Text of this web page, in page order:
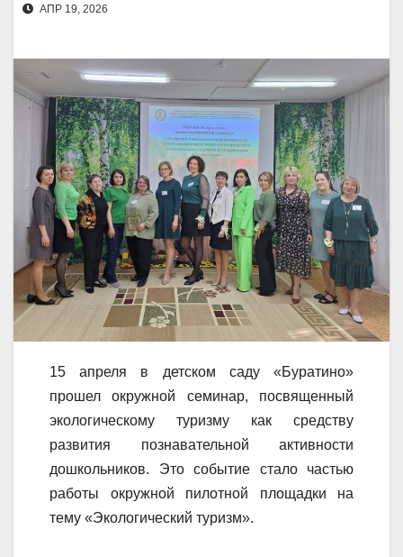
АПР 19, 2026
15 апреля в детском саду «Буратино»
прошел окружной семинар, посвященный
экологическому туризму как средству
развития познавательной активности
дошкольников. Это событие стало частью
работы окружной пилотной площадки на
тему «Экологический туризм».